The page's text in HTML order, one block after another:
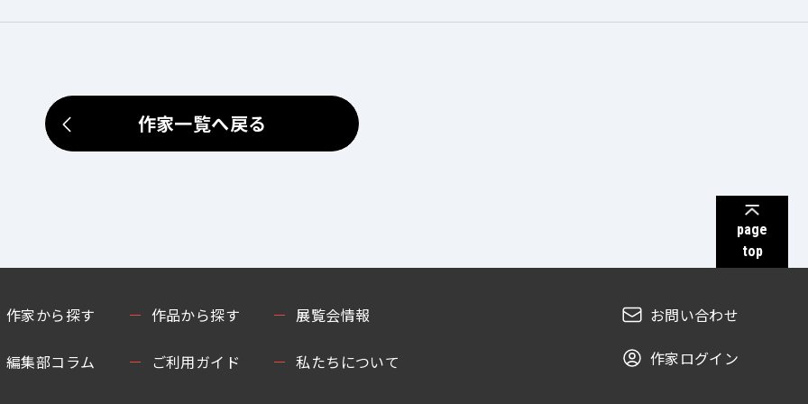
作家一覧へ戻る
page
top
作家から探す 作品から探す 展覧会情報
編集部コラム ご利用ガイド 私たちについて
お問い合わせ
作家ログイン